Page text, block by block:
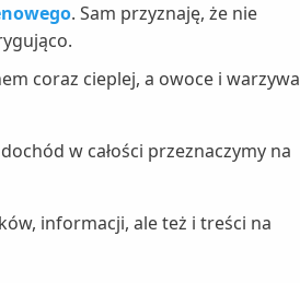
. Sam przyznaję, że nie
coraz cieplej, a owoce i warzywa
w całości przeznaczymy na
informacji, ale też i treści na